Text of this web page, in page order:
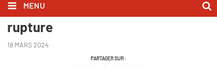
MENU
De Gaulle et Pompidou jusqu'à la
rupture
18 MARS 2024
PARTAGER SUR :